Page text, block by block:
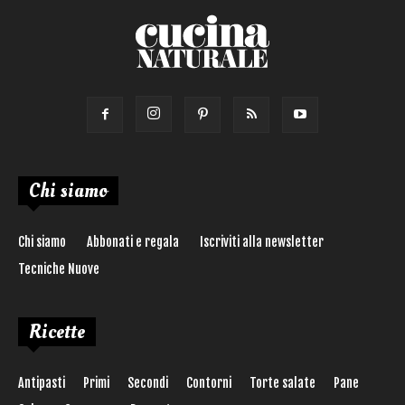
Chi siamo
Chi siamo Abbonati e regala
Iscriviti alla newsletter
Tecniche Nuove
Ricette
Antipasti Primi Secondi Contorni Torte salate
Pane